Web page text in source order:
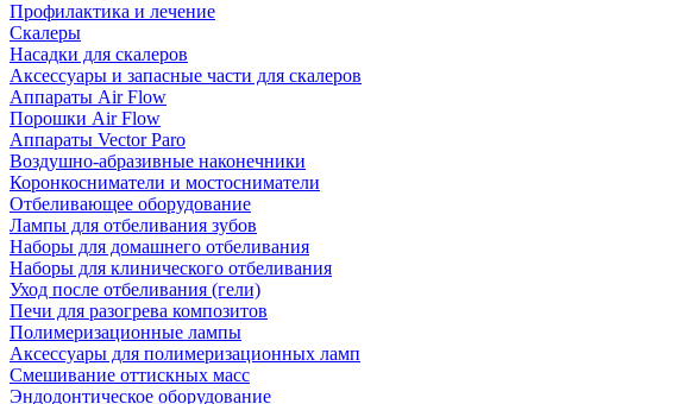
Профилактика и лечение
Скалеры
Насадки для скалеров
Аксессуары и запасные части для скалеров
Аппараты Air Flow
Порошки Air Flow
Аппараты Vector Paro
Воздушно-абразивные наконечники
Коронкосниматели и мостосниматели
Отбеливающее оборудование
Лампы для отбеливания зубов
Наборы для домашнего отбеливания
Наборы для клинического отбеливания
Уход после отбеливания (гели)
Печи для разогрева композитов
Полимеризационные лампы
Аксессуары для полимеризационных ламп
Смешивание оттискных масс
Эндодонтическое оборудование